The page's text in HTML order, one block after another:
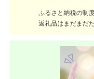
ふるさと納税の制
返礼品はまだまだ